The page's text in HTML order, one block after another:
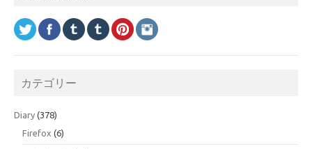
カテゴリー
Diary (378)
Firefox (6)